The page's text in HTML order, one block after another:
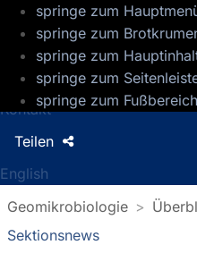
springe zum
springe zum
springe zum
springe zum
springe zum Fußbereich
GFZ
Presse
Jobs
Kontakt
English
Teilen
Geomikrobiologie
Sektionsnews